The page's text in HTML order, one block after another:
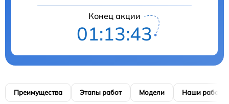
Конец акции
01:13:42
Преимущества Этапы работ Модели Наши работы